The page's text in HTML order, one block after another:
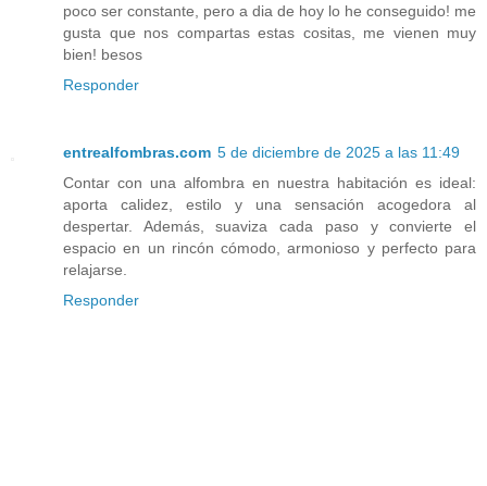
poco ser constante, pero a dia de hoy lo he conseguido! me
gusta que nos compartas estas cositas, me vienen muy
bien! besos
Responder
entrealfombras.com 5 de diciembre de 2025 a las 11:49
Contar con una alfombra en nuestra habitación es ideal:
aporta calidez, estilo y una sensación acogedora al
despertar. Además, suaviza cada paso y convierte el
espacio en un rincón cómodo, armonioso y perfecto para
relajarse.
Responder